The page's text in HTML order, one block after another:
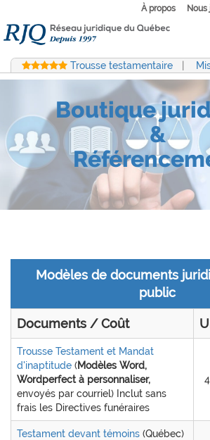
À propos
Trousse testamentaire
Boutique
&
Modèles de documents
public
Documents / Coût
Trousse Testament et Mandat
d'inaptitude (Modèles Word,
Wordperfect à personnaliser,
envoyés par courriel) Inclut sans
frais les Directives funéraires
Testament devant témoins (Québec)